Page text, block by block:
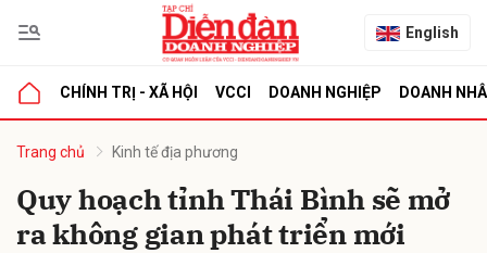
English
CHÍNH TRỊ - XÃ HỘI VCCI DOANH NGHIỆP DOANH
Trang chủ Kinh tế địa phương
Quy hoạch tỉnh Thái Bình sẽ mở
ra không gian phát triển mới
luận